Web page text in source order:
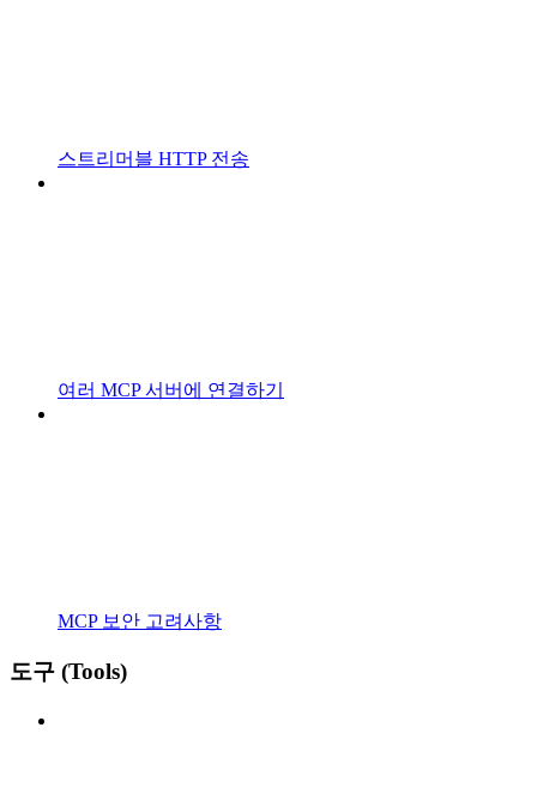
스트리머블 HTTP 전송
여러 MCP 서버에 연결하기
MCP 보안 고려사항
도구 (Tools)